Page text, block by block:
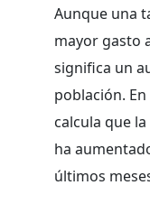
Aunque una
mayor gasto
significa un
población.
calcula que
ha
últimos